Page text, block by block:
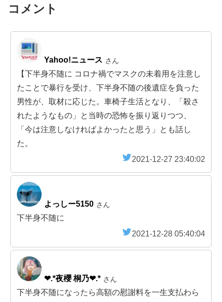
コメント
Yahoo!ニュース さん
【下半身不随に コロナ禍でマスクの未着用を注意し
たことで暴行を受け、下半身不随の後遺症を負った
男性が、取材に応じた。車椅子生活となり、「殺さ
れたようなもの」と当時の恐怖を振り返りつつ、
「今は注意しなければよかったと思う」とも話し
た。
2021-12-27 23:40:02
よっしー5150 さん
下半身不随に
2021-12-28 05:40:04
❤︎.*夜櫻 桐乃❤︎.* さん
下半身不随になったら高額の慰謝料を一生支払わら